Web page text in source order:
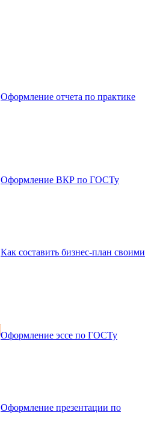
Оформление отчета по практике
Оформление ВКР по ГОСТу
Как составить бизнес-план своими
Оформление эссе по ГОСТу
Оформление презентации по